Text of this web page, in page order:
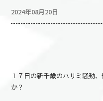
2024年08月20日
１７日の新千歳のハサミ騒動
か？